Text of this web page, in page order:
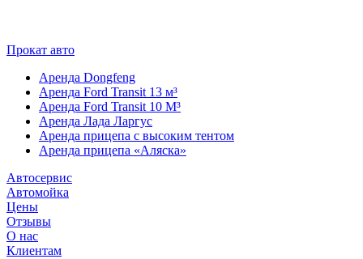
Прокат авто
Аренда Dongfeng
Аренда Ford Transit 13 м³
Аренда Ford Transit 10 М³
Аренда Лада Ларгус
Аренда прицепа с высоким тентом
Аренда прицепа «Аляска»
Автосервис
Автомойка
Цены
Отзывы
О нас
Клиентам